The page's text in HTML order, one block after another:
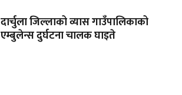
दार्चुला जिल्लाको व्यास गाउँपालिकाको
एम्बुलेन्स दुर्घटना चालक घाइते